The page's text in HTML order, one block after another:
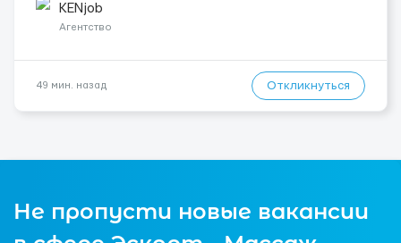
одного до трех месяцев. Мед. страховка. Высокая зарплат...
KENjob
Агентство
49 мин. назад Откликнуться
Не пропусти новые вакансии